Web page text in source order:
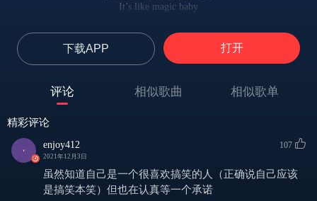
It’s like magic baby
My problems vanished like abracadabra baby
一声咒语 我的问题就消失得无影无踪
Got me so elated
Speeding down the 101 and my mind is racing
毫无反抗地顺从你的魔咒
Ain’t no where that I would rather be
下载APP 打开
评论 相似歌曲 相似歌单
精彩评论
enjoy412
2021年12月3日
107
虽然知道自己是一个很喜欢搞笑的人（正确说自己应该
是搞笑本笑）但也在认真等一个承诺